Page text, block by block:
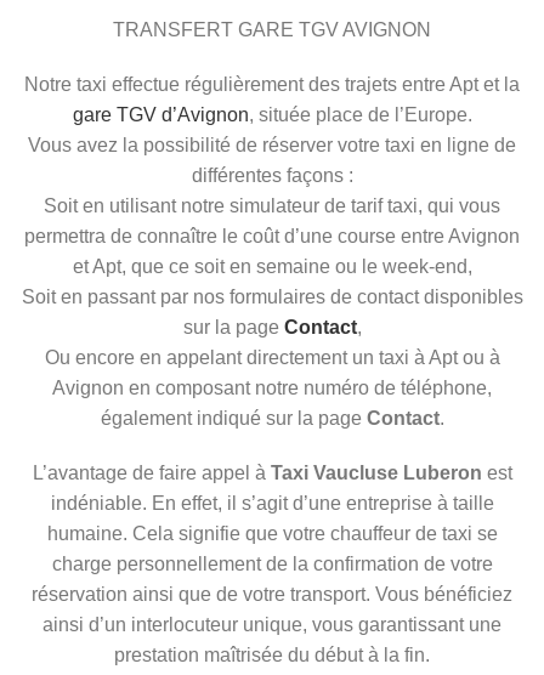
TRANSFERT GARE TGV AVIGNON
Notre taxi effectue régulièrement des trajets entre Apt et la
gare TGV d’Avignon, située place de l’Europe.
Vous avez la possibilité de réserver votre taxi en ligne de
différentes façons :
Soit en utilisant notre simulateur de tarif taxi, qui vous
permettra de connaître le coût d’une course entre Avignon
et Apt, que ce soit en semaine ou le week-end,
Soit en passant par nos formulaires de contact disponibles
sur la page Contact,
Ou encore en appelant directement un taxi à Apt ou à
Avignon en composant notre numéro de téléphone,
également indiqué sur la page Contact.
L’avantage de faire appel à Taxi Vaucluse Luberon est
indéniable. En effet, il s’agit d’une entreprise à taille
humaine. Cela signifie que votre chauffeur de taxi se
charge personnellement de la confirmation de votre
réservation ainsi que de votre transport. Vous bénéficiez
ainsi d’un interlocuteur unique, vous garantissant une
prestation maîtrisée du début à la fin.